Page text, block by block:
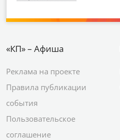
«КП» – Афиша
Реклама на проекте
Правила публикации
события
Пользовательское
соглашение